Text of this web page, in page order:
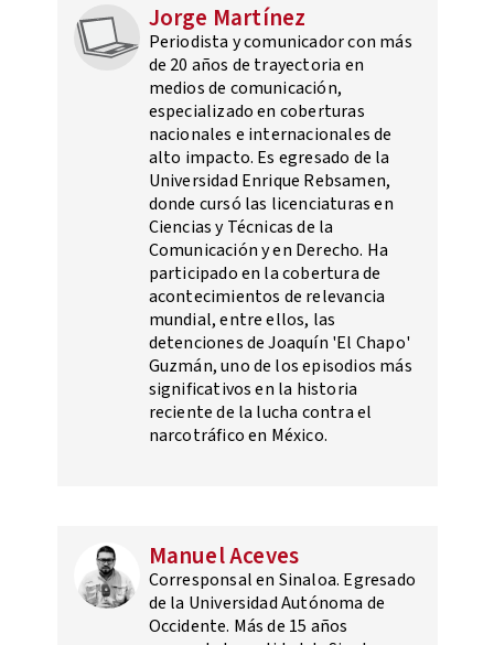
Jorge Martínez
Periodista y comunicador con más
de 20 años de trayectoria en
medios de comunicación,
especializado en coberturas
nacionales e internacionales de
alto impacto. Es egresado de la
Universidad Enrique Rebsamen,
donde cursó las licenciaturas en
Ciencias y Técnicas de la
Comunicación y en Derecho. Ha
participado en la cobertura de
acontecimientos de relevancia
mundial, entre ellos, las
detenciones de Joaquín 'El Chapo'
Guzmán, uno de los episodios más
significativos en la historia
reciente de la lucha contra el
narcotráfico en México.
Manuel Aceves
Corresponsal en Sinaloa. Egresado
de la Universidad Autónoma de
Occidente. Más de 15 años